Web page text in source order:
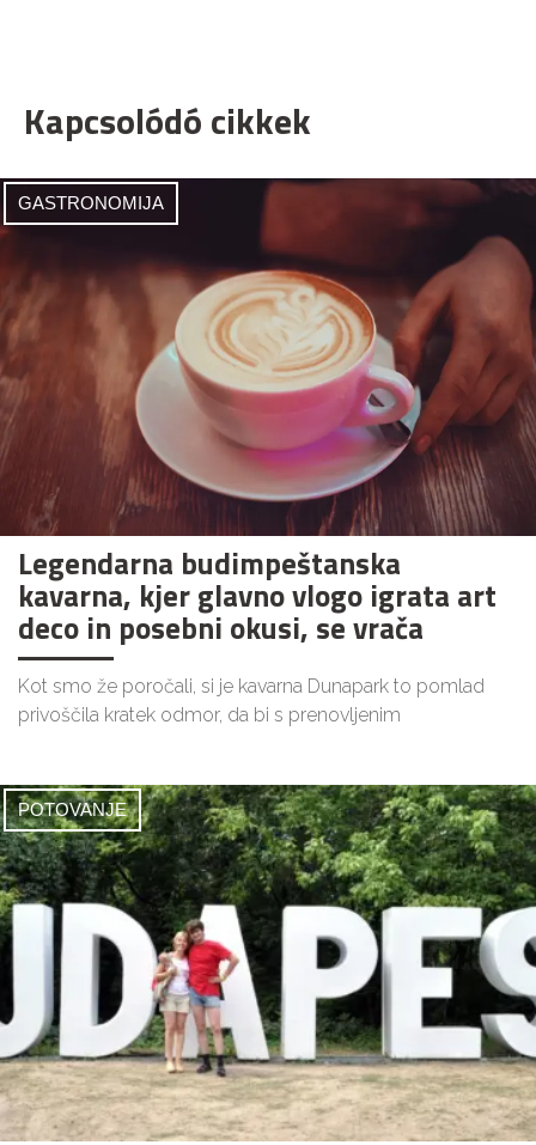
Kapcsolódó cikkek
GASTRONOMIJA
Legendarna budimpeštanska
kavarna, kjer glavno vlogo igrata art
deco in posebni okusi, se vrača
Kot smo že poročali, si je kavarna Dunapark to pomlad
privoščila kratek odmor, da bi s prenovljenim
POTOVANJE